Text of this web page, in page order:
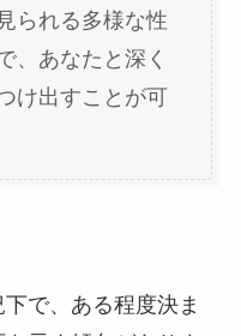
られる多様な性
、あなたと深く
け出すことが可
で、ある程度決ま